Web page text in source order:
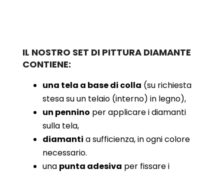
IL NOSTRO SET DI PITTURA DIAMANTE
CONTIENE:
una tela a base di colla (su richiesta
stesa su un telaio (interno) in legno),
un pennino per applicare i diamanti
sulla tela,
diamanti a sufficienza, in ogni colore
necessario.
una punta adesiva per fissare i